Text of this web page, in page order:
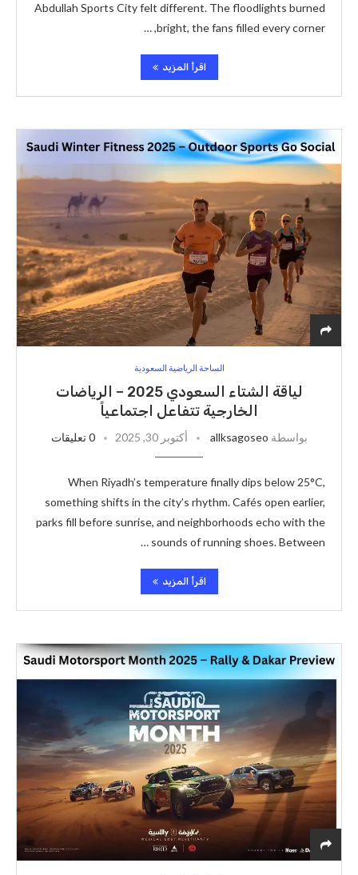
Abdullah Sports City felt different. The floodlights burned
bright, the fans filled every corner, …
اقرأ المزيد
الساحة الرياضية السعودية
لياقة الشتاء السعودي 2025 – الرياضات
الخارجية تتفاعل اجتماعياً
بواسطة allksagoseo أكتوبر 30, 2025 0 تعليقات
When Riyadh’s temperature finally dips below 25°C,
something shifts in the city’s rhythm. Cafés open earlier,
parks fill before sunrise, and neighborhoods echo with the
sounds of running shoes. Between …
اقرأ المزيد